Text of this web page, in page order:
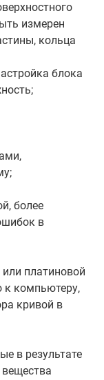
измерен
кольца
блока
более
в
платиновой
к компьютеру,
кривой в
в результате
вещества